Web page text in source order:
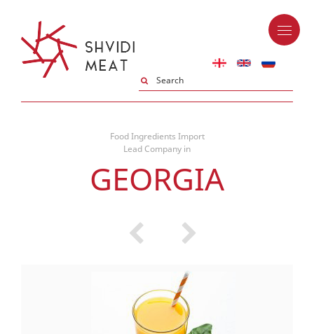
Food Ingredients Import
Lead Company in
GEORGIA